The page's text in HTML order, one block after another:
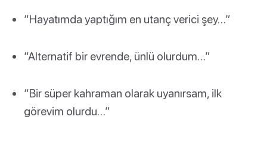
“Hayatımda yaptığım en utanç verici şey…”
“Alternatif bir evrende, ünlü olurdum…”
“Bir süper kahraman olarak uyanırsam, ilk
görevim olurdu…”